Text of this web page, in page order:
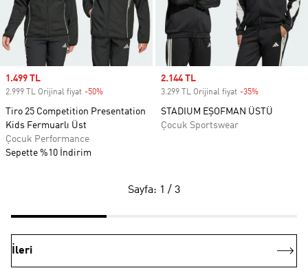
Sale price
1.499 TL
2.999 TL Orijinal fiyat -50%
Tiro 25 Competition Presentation
Kids Fermuarlı Üst
Çocuk Performance
Sepette %10 İndirim
Sale price
2.144 TL
3.299 TL Orijinal fiyat -35%
STADIUM EŞOFMAN ÜSTÜ
Çocuk Sportswear
Sayfa: 1 / 3
İleri